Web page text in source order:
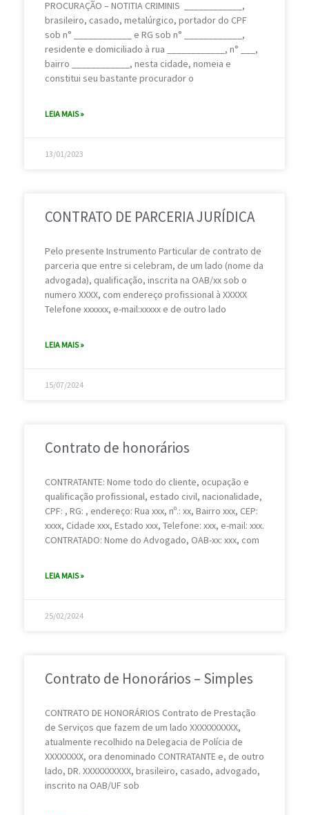
PROCURAÇÃO – NOTITIA CRIMINIS ____________,
brasileiro, casado, metalúrgico, portador do CPF
sob n° ____________ e RG sob n° ____________,
residente e domiciliado à rua ____________, n° ___,
bairro ____________, nesta cidade, nomeia e
constitui seu bastante procurador o
LEIA MAIS »
13/01/2023
CONTRATO DE PARCERIA JURÍDICA
Pelo presente Instrumento Particular de contrato de
parceria que entre si celebram, de um lado (nome da
advogada), qualificação, inscrita na OAB/xx sob o
numero XXXX, com endereço profissional à XXXXX
Telefone xxxxxx, e-mail:xxxxx e de outro lado
LEIA MAIS »
15/07/2024
Contrato de honorários
CONTRATANTE: Nome todo do cliente, ocupação e
qualificação profissional, estado civil, nacionalidade,
CPF: , RG: , endereço: Rua xxx, nº.: xx, Bairro xxx, CEP:
xxxx, Cidade xxx, Estado xxx, Telefone: xxx, e-mail: xxx.
CONTRATADO: Nome do Advogado, OAB-xx: xxx, com
LEIA MAIS »
25/02/2024
Contrato de Honorários – Simples
CONTRATO DE HONORÁRIOS Contrato de Prestação
de Serviços que fazem de um lado XXXXXXXXXX,
atualmente recolhido na Delegacia de Polícia de
XXXXXXXX, ora denominado CONTRATANTE e, de outro
lado, DR. XXXXXXXXXX, brasileiro, casado, advogado,
inscrito na OAB/UF sob